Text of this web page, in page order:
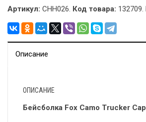
Артикул: CHH026. Код товара: 132709.
Описание
ОПИСАНИЕ
Бейсболка Fox Camo Trucker Cap